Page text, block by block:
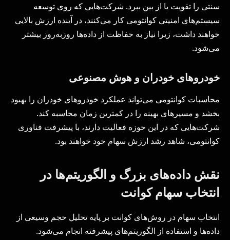
سنتی را تقویت یا از بین ببرد. شرکت‌هایی که روی توسعه
سیستم‌های امنیتی کوانتومی کار می‌کنند، در آینده ارزش بالایی
خواهند داشت، زیرا نیاز به حفاظت از داده‌ها روزبه‌روز بیشتر
می‌شود.
خودروهای خودران و هوش مصنوعی
محاسبات کوانتومی می‌تواند عملکرد خودروهای خودران را بهبود
بخشد و مسیرهای بهینه را در کمترین زمان محاسبه کند.
شرکت‌هایی که در این حوزه فعالیت دارند، با پیشرفت فناوری
کوانتومی، شاهد رشد ارزش سهام خود خواهند بود.
نقش داده‌های بزرگ و الگوریتم‌ها در
انتخاب سهام کوانت
انتخاب سهام در روش‌های کوانت بر پایه تحلیل حجم وسیعی از
داده‌ها و استفاده از الگوریتم‌های پیشرفته انجام می‌شود.